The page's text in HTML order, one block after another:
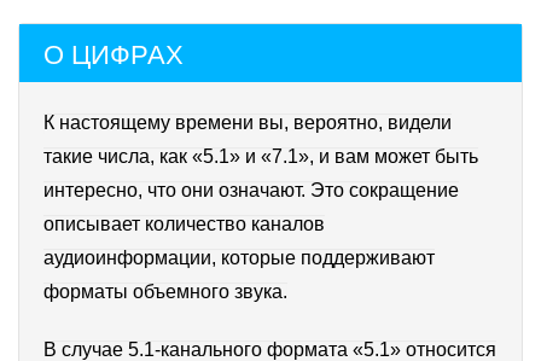
О ЦИФРАХ
К настоящему времени вы, вероятно, видели
такие числа, как «5.1» и «7.1», и вам может быть
интересно, что они означают. Это сокращение
описывает количество каналов
аудиоинформации, которые поддерживают
форматы объемного звука.
В случае 5.1-канального формата «5.1» относится